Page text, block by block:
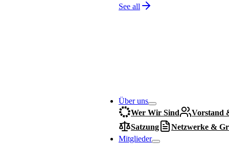
See all
Über uns
Wer Wir Sind
Vorstand
Satzung
Netzwerke &
Mitglieder